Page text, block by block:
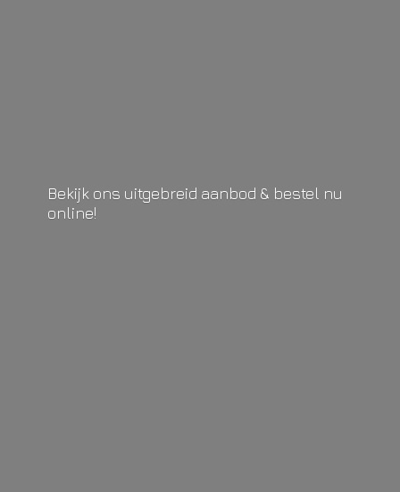
Bekijk ons uitgebreid aanbod & bestel nu
online!